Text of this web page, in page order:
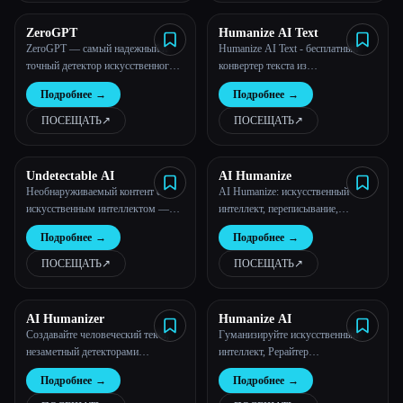
Esc
ZeroGPT
ZeroGPT — самый надежный и
точный детектор искусственного
интеллекта для обнаружения
текста, сгенерированного
ChatGPT.
Подробнее →
ПОСЕЩАТЬ↗︎
Humanize AI Text
Humanize AI Text - бесплатный
конвертер текста из
искусственного интеллекта в
человеческий текст
Подробнее →
ПОСЕЩАТЬ↗︎
Undetectable AI
Необнаруживаемый контент с
искусственным интеллектом —
создавайте контент, который не
обнаруживается всеми
детекторами
Подробнее →
ПОСЕЩАТЬ↗︎
AI Humanize
AI Humanize: искусственный
интеллект, переписывание,
детектор искусственного
интеллекта, написание,
переписывание эссе для студентов,
инструмент защиты от
Подробнее →
ПОСЕЩАТЬ↗︎
AI Humanizer
Создавайте человеческий текст,
незаметный детекторами
искусственного интеллекта
Подробнее →
Humanize AI
Гуманизируйте искусственный
интеллект, Рерайтер
искусственного интеллекта,
Необнаруживаемый
Подробнее →